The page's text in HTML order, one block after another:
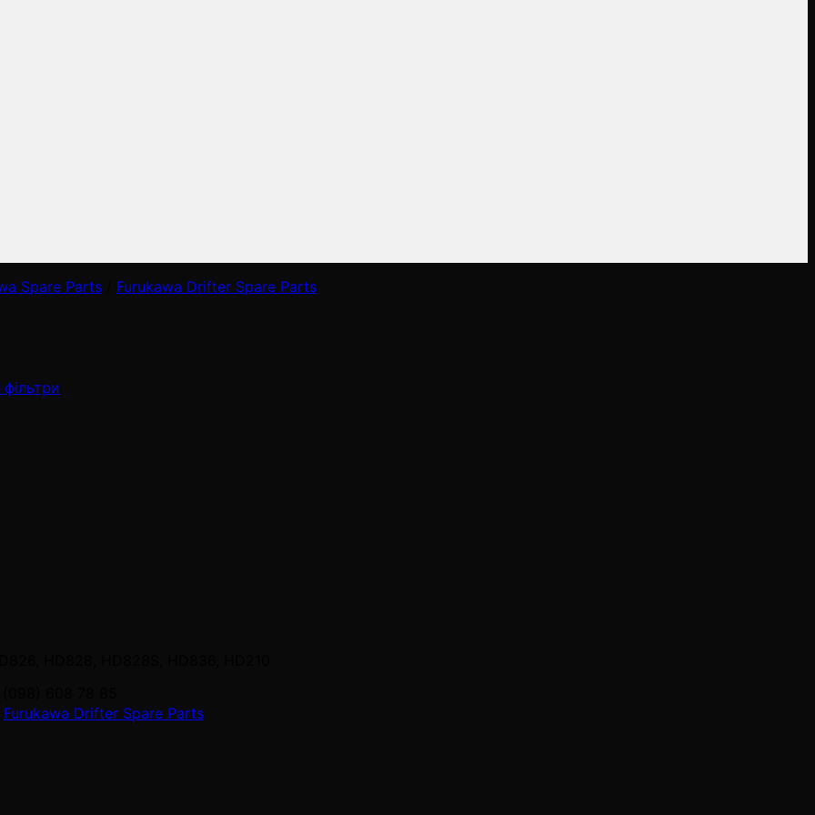
Spare Parts Furukawa Drifter Spare Parts
HD828, HD828S, HD836, HD210
Furukawa Drifter Spare Parts